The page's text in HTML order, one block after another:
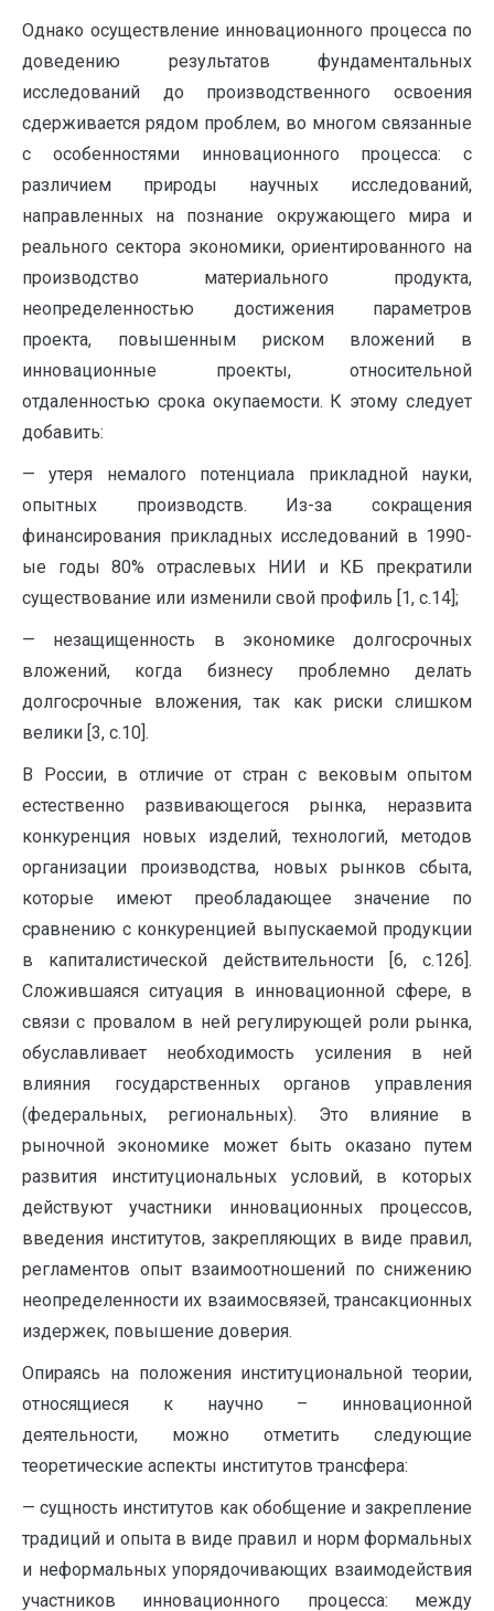
Однако осуществление инновационного процесса по
доведению результатов фундаментальных
исследований до производственного освоения
сдерживается рядом проблем, во многом связанные
с особенностями инновационного процесса: с
различием природы научных исследований,
направленных на познание окружающего мира и
реального сектора экономики, ориентированного на
производство материального продукта,
неопределенностью достижения параметров
проекта, повышенным риском вложений в
инновационные проекты, относительной
отдаленностью срока окупаемости. К этому следует
добавить:
— утеря немалого потенциала прикладной науки,
опытных производств. Из-за сокращения
финансирования прикладных исследований в 1990-
ые годы 80% отраслевых НИИ и КБ прекратили
существование или изменили свой профиль [1, с.14];
— незащищенность в экономике долгосрочных
вложений, когда бизнесу проблемно делать
долгосрочные вложения, так как риски слишком
велики [3, с.10].
В России, в отличие от стран с вековым опытом
естественно развивающегося рынка, неразвита
конкуренция новых изделий, технологий, методов
организации производства, новых рынков сбыта,
которые имеют преобладающее значение по
сравнению с конкуренцией выпускаемой продукции
в капиталистической действительности [6, с.126].
Сложившаяся ситуация в инновационной сфере, в
связи с провалом в ней регулирующей роли рынка,
обуславливает необходимость усиления в ней
влияния государственных органов управления
(федеральных, региональных). Это влияние в
рыночной экономике может быть оказано путем
развития институциональных условий, в которых
действуют участники инновационных процессов,
введения институтов, закрепляющих в виде правил,
регламентов опыт взаимоотношений по снижению
неопределенности их взаимосвязей, трансакционных
издержек, повышение доверия.
Опираясь на положения институциональной теории,
относящиеся к научно – инновационной
деятельности, можно отметить следующие
теоретические аспекты институтов трансфера:
— сущность институтов как обобщение и закрепление
традиций и опыта в виде правил и норм формальных
и неформальных упорядочивающих взаимодействия
участников инновационного процесса: между